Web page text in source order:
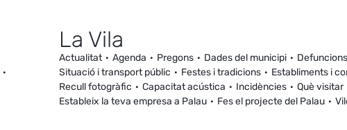
La Vila
Actualitat Agenda Pregons Dades del municipi Defuncions
Situació i transport públic
Festes i tradicions Establiments i
Recull fotogràfic
Capacitat acústica Incidències Què visitar
Estableix la teva empresa a Palau
Fes el projecte del Palau